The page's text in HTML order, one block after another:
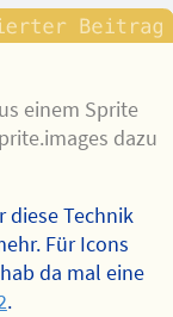
einem Sprite
dazu
diese Technik
Für Icons
da mal eine
.